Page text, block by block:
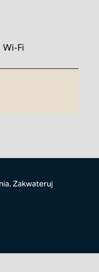
Wi-Fi
Zakwateruj